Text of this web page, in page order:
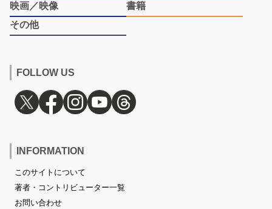
映画／映像
書籍
その他
FOLLOW US
INFORMATION
このサイトについて
著者・コントリビューター一覧
お問い合わせ